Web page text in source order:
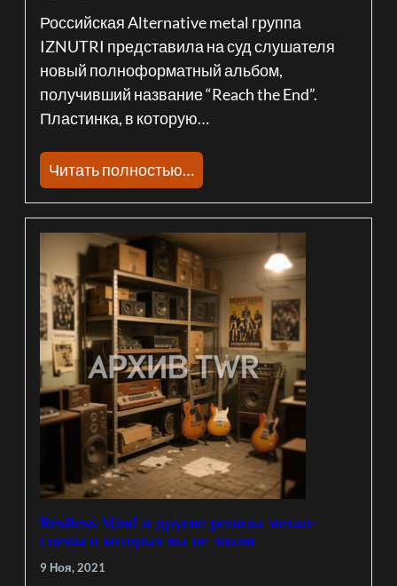
Российская Alternative metal группа
IZNUTRI представила на суд слушателя
новый полноформатный альбом,
получивший название “Reach the End”.
Пластинка, в которую…
Читать полностью…
Restless Mind и другие релизы метал-
сцены о которых вы не знали
9 Ноя, 2021